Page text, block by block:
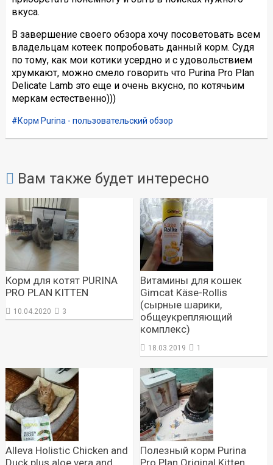
вкуса.
В завершение своего обзора хочу посоветовать всем
владельцам котеек попробовать данный корм. Судя
по тому, как мои котики усердно и с удовольствием
хрумкают, можно смело говорить что Purina Pro Plan
Delicate Lamb это еще и очень вкусно, по котячьим
меркам естественно)))
Корм Purina - пользовательский обзор
Вам также будет интересно
Корм для котят PURINA
PRO PLAN KITTEN
10.04.2020 3
Витамины для кошек
Gimcat Käse-Rollis
(сырные шарики,
общеукрепляющий
комплекс)
18.03.2019 1
Alleva Holistic Chicken and
Duck plus aloe vera and
Полезный корм Purina
Pro Plan Original Kitten